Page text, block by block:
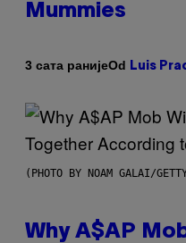
Mummies
3 сата ранијеOd Luis
(PHOTO BY NOAM GALAI/
Why A$AP